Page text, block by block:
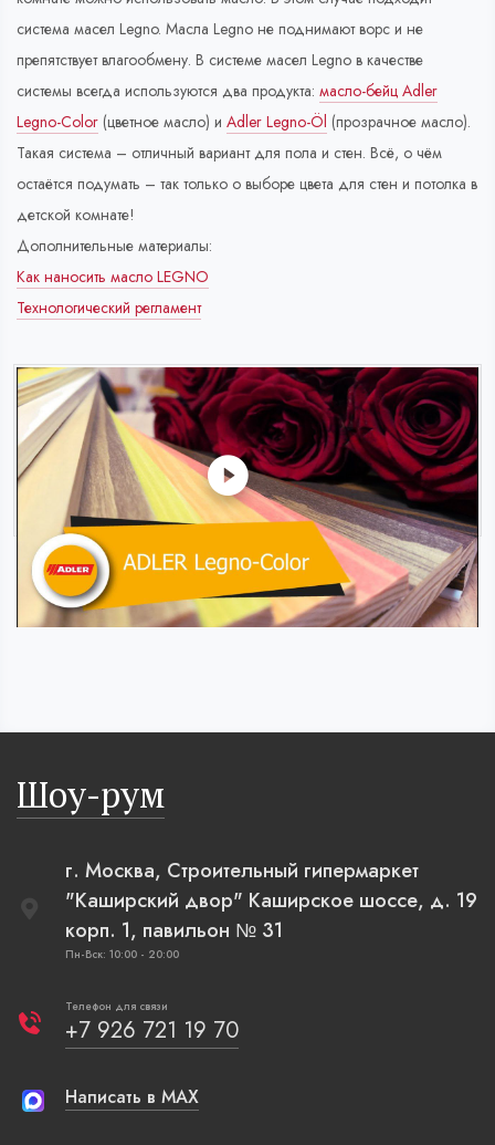
система масел Legno. Масла Legno не поднимают ворс и не
препятствует влагообмену. В системе масел Legno в качестве
системы всегда используются два продукта: масло-бейц Adler
Legno-Color (цветное масло) и Adler Legno-Öl (прозрачное масло).
Такая система – отличный вариант для пола и стен. Всё, о чём
остаётся подумать – так только о выборе цвета для стен и потолка в
детской комнате!
Дополнительные материалы:
Как наносить масло LEGNO
Технологический регламент
Шоу-рум
г. Москва, Строительный гипермаркет
"Каширский двор" Каширское шоссе, д. 19
корп. 1, павильон № 31
Пн-Вск: 10:00 - 20:00
Телефон для связи
+7 926 721 19 70
Написать в MAX